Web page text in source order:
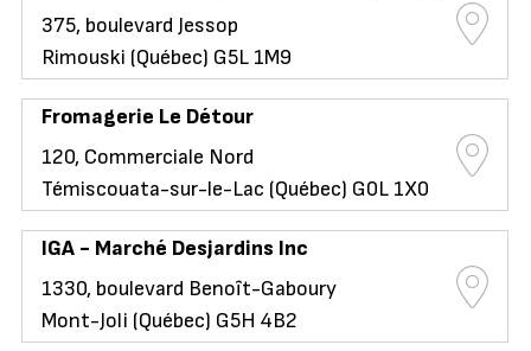
375, boulevard Jessop
Rimouski (Québec) G5L 1M9
Fromagerie Le Détour
120, Commerciale Nord
Témiscouata-sur-le-Lac (Québec) G0L 1X0
IGA - Marché Desjardins Inc
1330, boulevard Benoît-Gaboury
Mont-Joli (Québec) G5H 4B2